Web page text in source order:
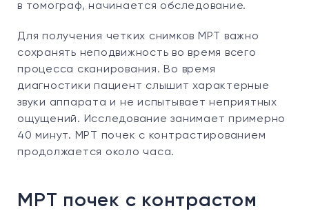
в томограф, начинается обследование.
Для получения четких снимков МРТ важно
сохранять неподвижность во время всего
процесса сканирования. Во время
диагностики пациент слышит характерные
звуки аппарата и не испытывает неприятных
ощущений. Исследование занимает примерно
40 минут. МРТ почек с контрастированием
продолжается около часа.
МРТ почек с контрастом